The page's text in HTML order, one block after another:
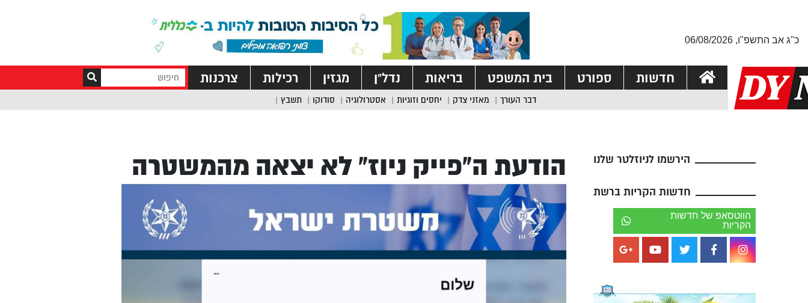
כ"ג אב התשפ"ו, 06/08/2026
חדשות ספורט בית המשפט בריאות נדל”ן מגזין רכילות צרכנות
דבר העורך מאזני צדק יחסים וזוגיות אסטרולוגיה סודוקו תשבץ
הירשמו לניוזלטר שלנו
חדשות הקריות ברשת
הווטסאפ של חדשות
הקריות
הודעת ה”פייק ניוז” לא יצאה מהמשטרה